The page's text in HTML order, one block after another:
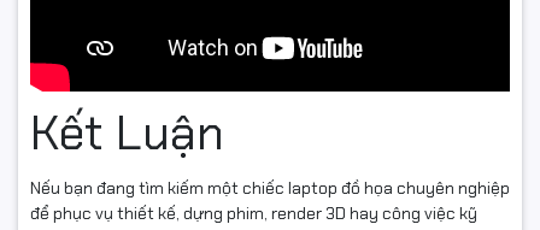
Kết Luận
Nếu bạn đang tìm kiếm một chiếc laptop đồ họa chuyên nghiệp
để phục vụ thiết kế, dựng phim, render 3D hay công việc kỹ